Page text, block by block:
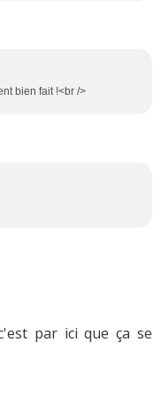
bien fait !<br />
par ici que ça se